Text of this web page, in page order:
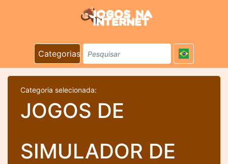
Categorias
Categoria selecionada:
JOGOS DE
SIMULADOR DE